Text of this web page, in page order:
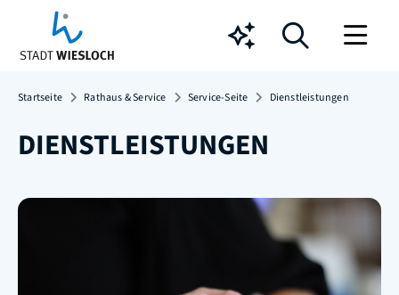
Chatbot
Startseite Rathaus & Service Service-Seite Dienstleistungen
DIENSTLEISTUNGEN